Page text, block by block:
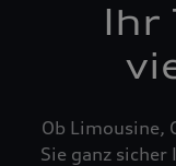
Ihr
Ob Limousine,
Sie ganz